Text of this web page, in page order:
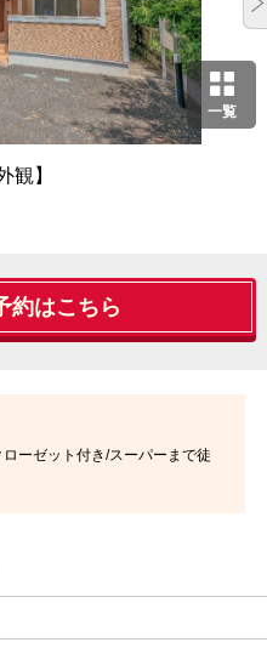
一覧
観】
約はこちら
ーゼット付き/スーパーまで徒